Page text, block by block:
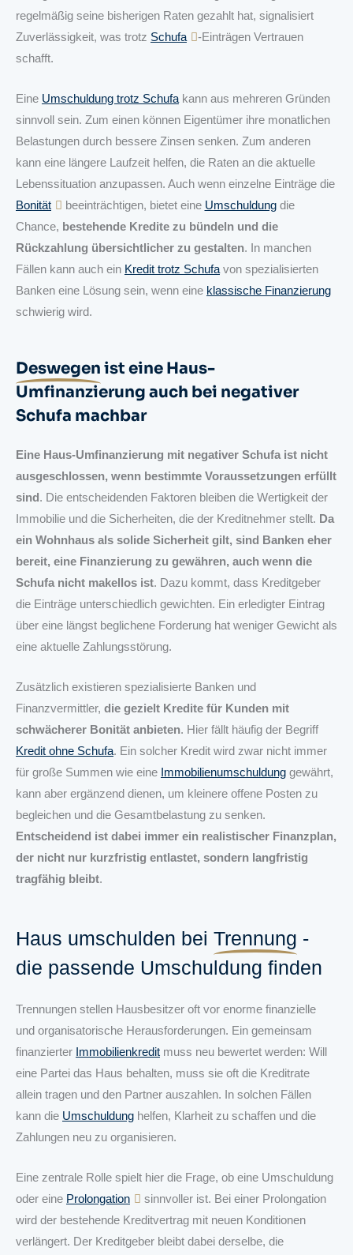
regelmäßig seine bisherigen Raten gezahlt hat, signalisiert
Zuverlässigkeit, was trotz Schufa
-Einträgen Vertrauen
schafft.
Eine Umschuldung trotz Schufa kann aus mehreren Gründen
sinnvoll sein. Zum einen können Eigentümer ihre monatlichen
Belastungen durch bessere Zinsen senken. Zum anderen
kann eine längere Laufzeit helfen, die Raten an die aktuelle
Lebenssituation anzupassen. Auch wenn einzelne Einträge die
Bonität
beeinträchtigen, bietet eine Umschuldungdie
Chance, bestehende Kredite zu bündeln und die
Rückzahlung übersichtlicher zu gestalten. In manchen
Fällen kann auch ein Kredit trotz Schufa von spezialisierten
Banken eine Lösung sein, wenn eine klassische Finanzierung
schwierig wird.
Deswegen ist eine Haus-
Umfinanzierung auch bei negativer
Schufa machbar
Eine Haus-Umfinanzierung mit negativer Schufa ist nicht
ausgeschlossen, wenn bestimmte Voraussetzungen erfüllt
sind. Die entscheidenden Faktoren bleiben die Wertigkeit der
Immobilie und die Sicherheiten, die der Kreditnehmer stellt. Da
ein Wohnhaus als solide Sicherheit gilt, sind Banken eher
bereit, eine Finanzierung zu gewähren, auch wenn die
Schufa nicht makellos ist. Dazu kommt, dass Kreditgeber
die Einträge unterschiedlich gewichten. Ein erledigter Eintrag
über eine längst beglichene Forderung hat weniger Gewicht als
eine aktuelle Zahlungsstörung.
Zusätzlich existieren spezialisierte Banken und
Finanzvermittler, die gezielt Kredite für Kunden mit
schwächerer Bonität anbieten. Hier fällt häufig der Begriff
Kredit ohne Schufa. Ein solcher Kredit wird zwar nicht immer
für große Summen wie eine Immobilienumschuldung gewährt,
kann aber ergänzend dienen, um kleinere offene Posten zu
begleichen und die Gesamtbelastung zu senken.
Entscheidend ist dabei immer ein realistischer Finanzplan,
der nicht nur kurzfristig entlastet, sondern langfristig
tragfähig bleibt.
Haus umschulden bei Trennung -
die passende Umschuldung finden
Trennungen stellen Hausbesitzer oft vor enorme finanzielle
und organisatorische Herausforderungen. Ein gemeinsam
finanzierter Immobilienkredit muss neu bewertet werden: Will
eine Partei das Haus behalten, muss sie oft die Kreditrate
allein tragen und den Partner auszahlen. In solchen Fällen
kann die Umschuldung helfen, Klarheit zu schaffen und die
Zahlungen neu zu organisieren.
Eine zentrale Rolle spielt hier die Frage, ob eine Umschuldung
oder eine Prolongation
sinnvoller ist. Bei einer Prolongation
wird der bestehende Kreditvertrag mit neuen Konditionen
verlängert. Der Kreditgeber bleibt dabei derselbe, die